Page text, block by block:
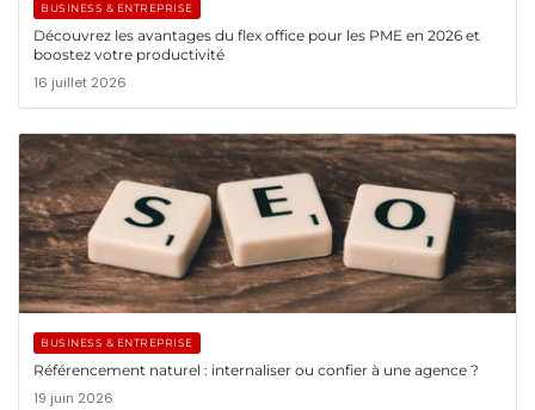
BUSINESS & ENTREPRISE
Découvrez les avantages du flex office pour les PME en 2026 et
boostez votre productivité
16 juillet 2026
BUSINESS & ENTREPRISE
Référencement naturel : internaliser ou confier à une agence ?
19 juin 2026